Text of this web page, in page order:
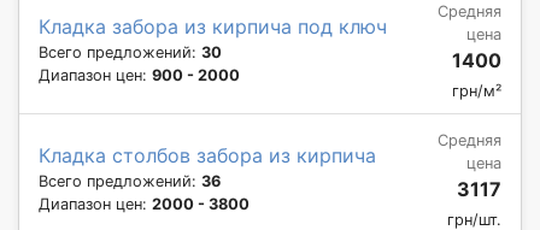
Кладка забора из кирпича под ключ
Всего предложений: 30
Диапазон цен: 900 - 2000
Средняя
цена
1400
грн/м²
Кладка столбов забора из кирпича
Всего предложений: 36
Диапазон цен: 2000 - 3800
Средняя
цена
3117
грн/шт.